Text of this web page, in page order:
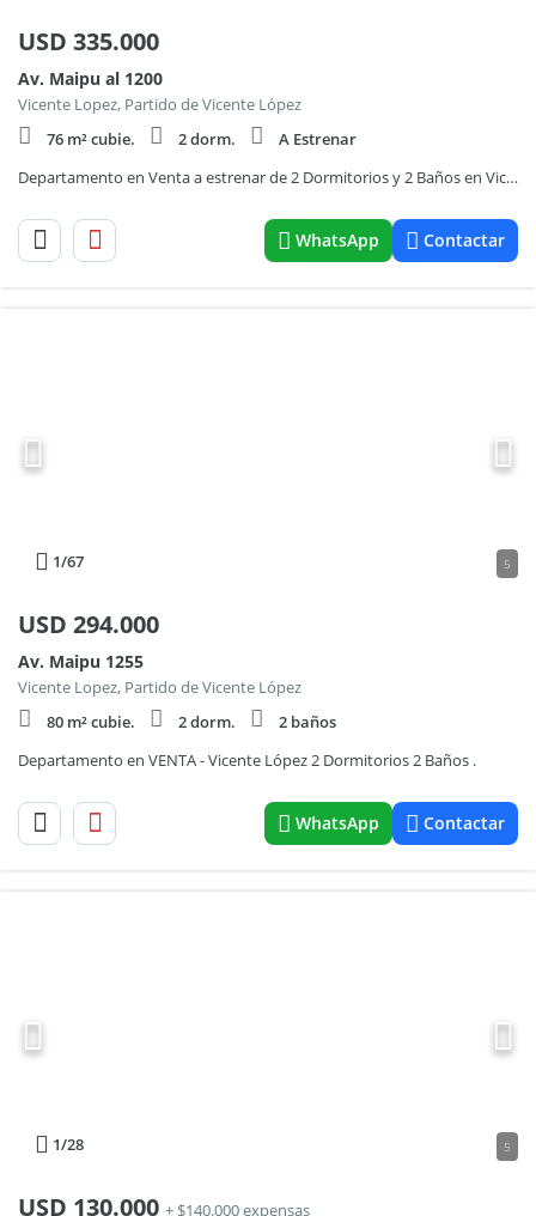
USD 335.000
Av. Maipu al 1200
Vicente Lopez, Partido de Vicente López
76 m² cubie.
2 dorm.
A Estrenar
Departamento en Venta a estrenar de 2 Dormitorios y 2 Baños en Vicente López
WhatsApp Contactar
1/67 5
USD 294.000
Av. Maipu 1255
Vicente Lopez, Partido de Vicente López
80 m² cubie.
2 dorm.
2 baños
Departamento en VENTA - Vicente López 2 Dormitorios 2 Baños .
WhatsApp Contactar
1/28 5
USD 130.000 + $140.000 expensas